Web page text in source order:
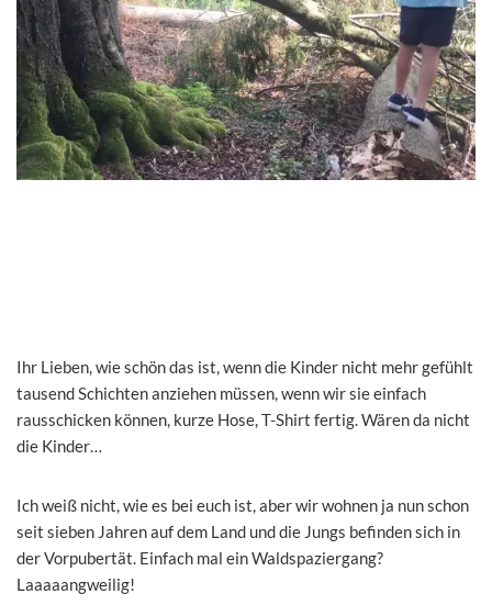
Ihr Lieben, wie schön das ist, wenn die Kinder nicht mehr gefühlt
tausend Schichten anziehen müssen, wenn wir sie einfach
rausschicken können, kurze Hose, T-Shirt fertig. Wären da nicht
die Kinder…
Ich weiß nicht, wie es bei euch ist, aber wir wohnen ja nun schon
seit sieben Jahren auf dem Land und die Jungs befinden sich in
der Vorpubertät. Einfach mal ein Waldspaziergang?
Laaaaangweilig!